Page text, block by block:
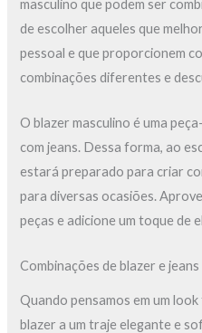
masculino que podem ser
de escolher aqueles que
pessoal e que proporcionem
combinações diferentes e
O blazer masculino é uma
com jeans. Dessa forma, ao
estará preparado para criar
para diversas ocasiões.
peças e adicione um toque de
Combinações de blazer e
Quando pensamos em um
blazer a um traje elegante e